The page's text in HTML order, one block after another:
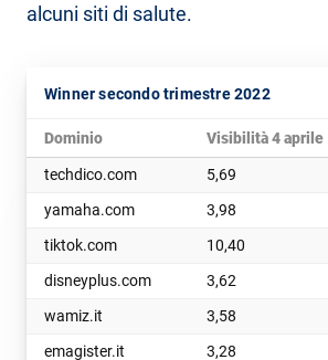
alcuni siti di salute.
Winner secondo trimestre 2022
Dominio Visibilità 4 aprile
techdico.com 5,69
yamaha.com
3,98
tiktok.com
10,40
disneyplus.com
3,62
wamiz.it
3,58
emagister.it
3,28